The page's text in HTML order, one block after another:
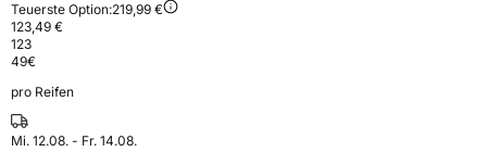
Teuerste Option:219,99 €
123,49 €
123
49€
pro Reifen
Mi. 12.08. - Fr. 14.08.